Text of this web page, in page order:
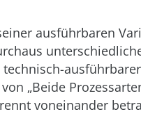
ausführbaren
„Beide
voneinander